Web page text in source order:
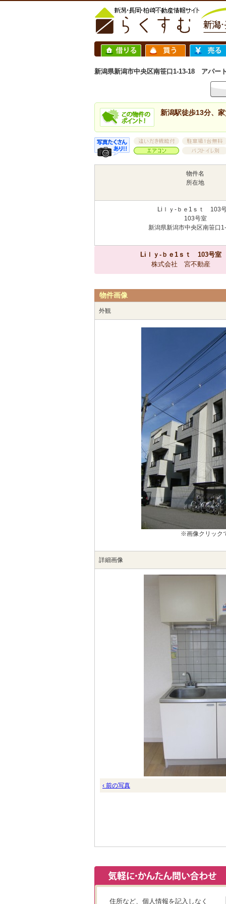
新潟県新潟市中央区南笹口1-13-18 アパー
新潟駅徒歩13分、
物件名
所在地
Liｌｙ-ｂｅ1ｓｔ 103
103号室
新潟県新潟市中央区南笹口
Liｌｙ-ｂｅ1ｓｔ 103号室
株式会社 宮不動産
物件画像
外観
※画像クリック
詳細画像
‹ 前の写真